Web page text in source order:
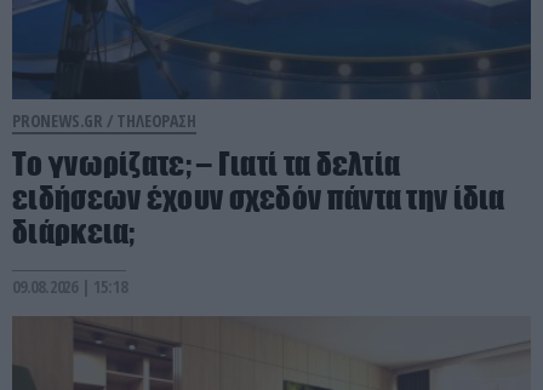
PRONEWS.GR / ΤΗΛΕΟΡΑΣΗ
Το γνωρίζατε; – Γιατί τα δελτία
ειδήσεων έχουν σχεδόν πάντα την ίδια
διάρκεια;
09.08.2026 | 15:18